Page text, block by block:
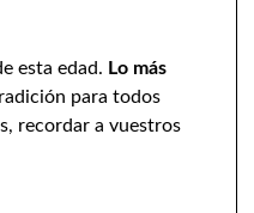
esta edad. Lo más
para todos
recordar a vuestros